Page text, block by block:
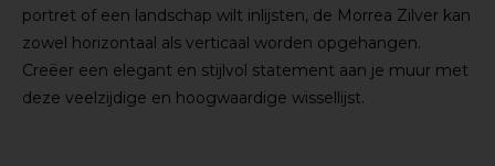
portret of een landschap wilt inlijsten, de Morrea Zilver kan
zowel horizontaal als verticaal worden opgehangen.
Creëer een elegant en stijlvol statement aan je muur met
deze veelzijdige en hoogwaardige wissellijst.